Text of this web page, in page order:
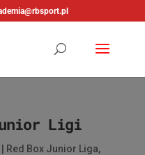
Ligi
Red Box Junior Liga,